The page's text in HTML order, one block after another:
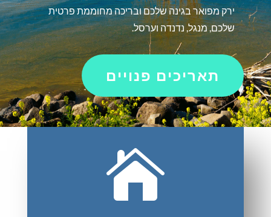
ירק מפואר בגינה שלכם ובריכה מחוממת פרטית
שלכם, מנגל, נדנדה וערסל.
תאריכים פנויים
